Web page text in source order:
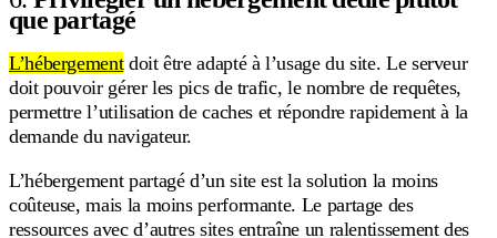
que partagé
L’hébergementdoit être adapté à l’usage du site. Le serveur
doit pouvoir gérer les pics de trafic, le nombre de requêtes,
permettre l’utilisation de caches et répondre rapidement à la
demande du navigateur.
L’hébergement partagé d’un site est la solution la moins
coûteuse, mais la moins performante. Le partage des
ressources avec d’autres sites entraîne un ralentissement des